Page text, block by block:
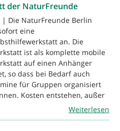
der NaturFreunde
| Die NaturFreunde Berlin
eine
an. Die
ist als komplette mobile
auf einen Anhänger
so dass bei Bedarf auch
für Gruppen organisiert
Kosten entstehen, außer
Weiterlesen